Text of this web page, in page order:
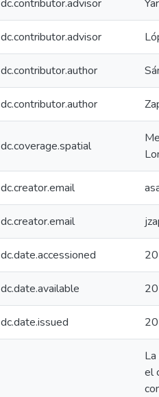
dc.contributor.advisor
dc.contributor.advisor
dc.contributor.author
dc.contributor.author
dc.coverage.spatial
dc.creator.email
dc.creator.email
dc.date.accessioned
dc.date.available
dc.date.issued
el